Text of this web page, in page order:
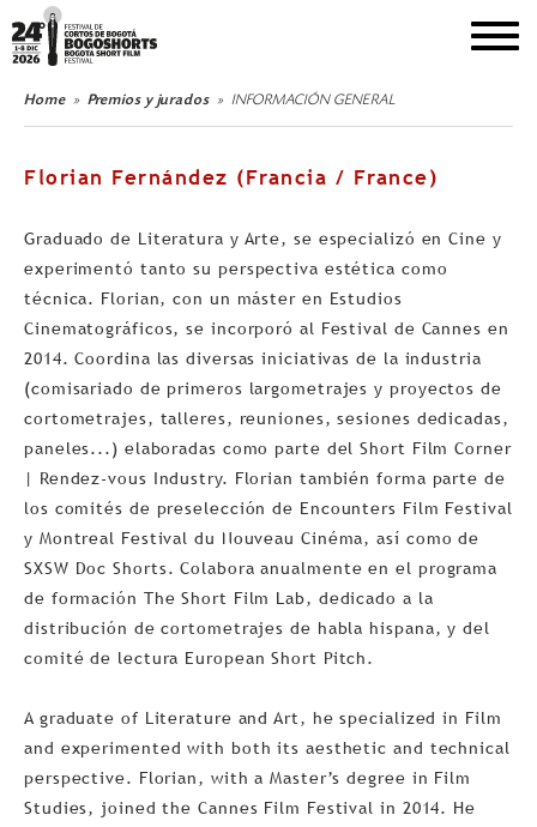
DEL 1 AL 8 DE DICIEMBRE DE 2026
Home Premios y jurados INFORMACIÓN GENERAL
Florian Fernández (Francia / France)
Graduado de Literatura y Arte, se especializó en Cine y
experimentó tanto su perspectiva estética como
técnica. Florian, con un máster en Estudios
Cinematográficos, se incorporó al Festival de Cannes en
2014. Coordina las diversas iniciativas de la industria
(comisariado de primeros largometrajes y proyectos de
cortometrajes, talleres, reuniones, sesiones dedicadas,
paneles...) elaboradas como parte del Short Film Corner
| Rendez-vous Industry. Florian también forma parte de
los comités de preselección de Encounters Film Festival
y Montreal Festival du Nouveau Cinéma, así como de
SXSW Doc Shorts. Colabora anualmente en el programa
de formación The Short Film Lab, dedicado a la
distribución de cortometrajes de habla hispana, y del
comité de lectura European Short Pitch.
A graduate of Literature and Art, he specialized in Film
and experimented with both its aesthetic and technical
perspective. Florian, with a Master’s degree in Film
Studies, joined the Cannes Film Festival in 2014. He